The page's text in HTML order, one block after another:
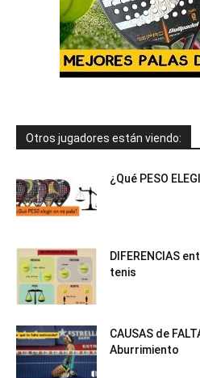
Otros jugadores están viendo:
¿Qué PESO
DIFERENCIAS
tenis
CAUSAS de
Aburrimiento